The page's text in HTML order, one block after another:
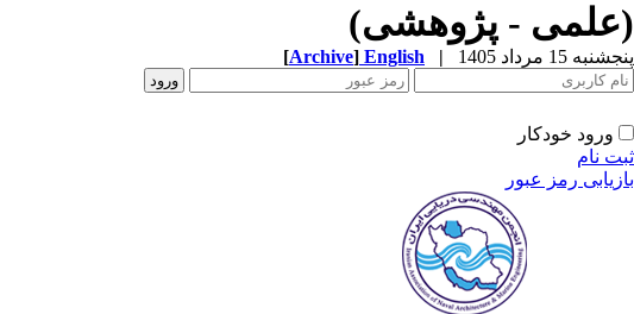
(علمی - پژوهشی)
پنجشنبه 15 مرداد 1405 |
English
[Archive]
ورود خودکار
ثبت نام
بازیابی رمز عبور